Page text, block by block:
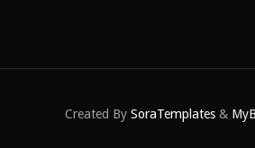
Created By SoraTemplates &